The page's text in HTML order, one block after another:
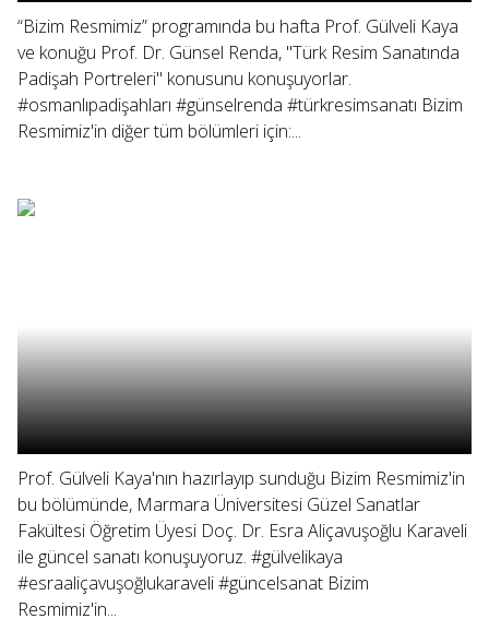
“Bizim Resmimiz” programında bu hafta Prof. Gülveli Kaya
ve konuğu Prof. Dr. Günsel Renda, "Türk Resim Sanatında
Padişah Portreleri" konusunu konuşuyorlar.
#osmanlıpadişahları #günselrenda #türkresimsanatı Bizim
Resmimiz'in diğer tüm bölümleri için:...
Prof. Gülveli Kaya'nın hazırlayıp sunduğu Bizim Resmimiz'in
bu bölümünde, Marmara Üniversitesi Güzel Sanatlar
Fakültesi Öğretim Üyesi Doç. Dr. Esra Aliçavuşoğlu Karaveli
ile güncel sanatı konuşuyoruz. #gülvelikaya
#esraaliçavuşoğlukaraveli #güncelsanat Bizim
Resmimiz'in...